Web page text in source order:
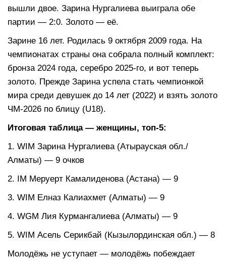
вышли двое. Зарина Нургалиева выиграла обе
партии — 2:0. Золото — её.
Зарине 16 лет. Родилась 9 октября 2009 года. На
чемпионатах страны она собрала полный комплект:
бронза 2024 года, серебро 2025-го, и вот теперь
золото. Прежде Зарина успела стать чемпионкой
мира среди девушек до 14 лет (2022) и взять золото
ЧМ-2026 по блицу (U18).
Итоговая таблица — женщины, топ-5:
1. WIM Зарина Нургалиева (Атырауская обл./
Алматы) — 9 очков
2. IM Меруерт Камалиденова (Астана) — 9
3. WIM Елназ Калиахмет (Алматы) — 9
4. WGM Лия Курмангалиева (Алматы) — 9
5. WIM Асель Серикбай (Кызылординская обл.) — 8
Молодёжь не уступает — молодёжь побеждает